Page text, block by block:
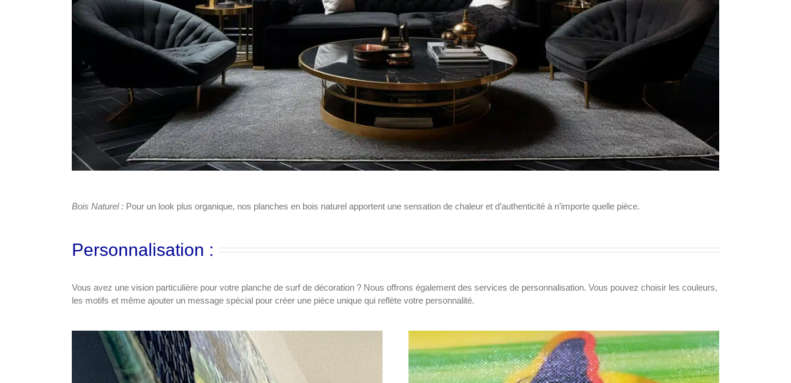
Bois Naturel :Pour un look plus organique, nos planches en bois naturel apportent une sensation de chaleur et d’authenticité à n’importe quelle pièce.
Personnalisation :
Vous avez une vision particulière pour votre planche de surf de décoration ? Nous offrons également des services de personnalisation. Vous pouvez choisir les couleurs,
les motifs et même ajouter un message spécial pour créer une pièce unique qui reflète votre personnalité.